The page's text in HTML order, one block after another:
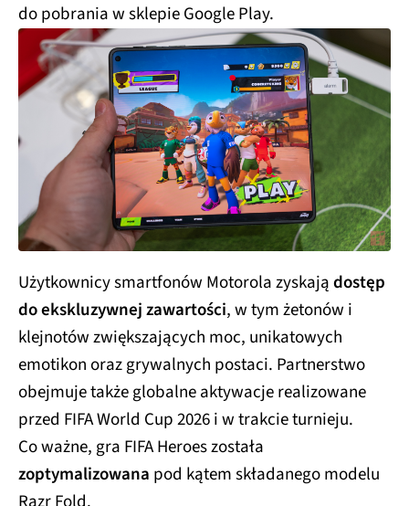
do pobrania w sklepie Google Play.
Użytkownicy smartfonów Motorola zyskajądostęp
do ekskluzywnej zawartości, w tym żetonów i
klejnotów zwiększających moc, unikatowych
emotikon oraz grywalnych postaci. Partnerstwo
obejmuje także globalne aktywacje realizowane
przed FIFA World Cup 2026 i w trakcie turnieju.
Co ważne, gra FIFA Heroes została
zoptymalizowana pod kątem składanego modelu